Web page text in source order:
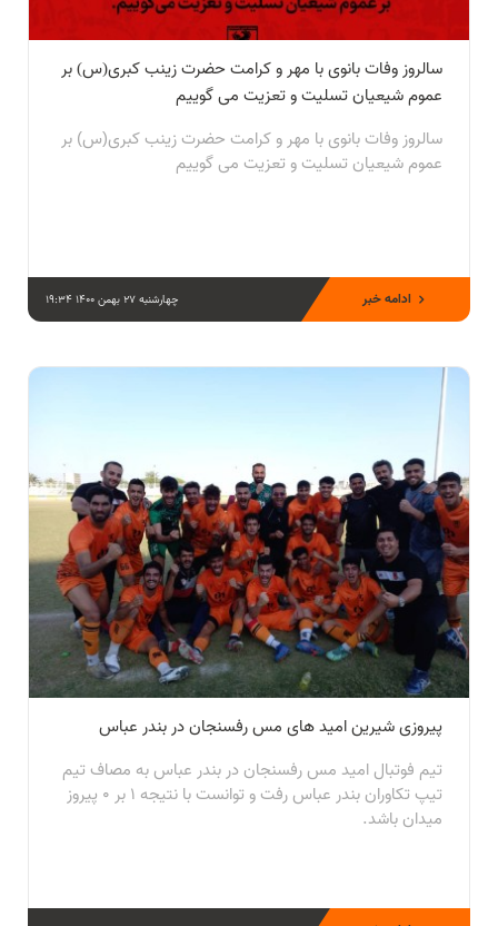
سالروز وفات بانوی با مهر و کرامت حضرت زینب کبری(س) بر
عموم شیعیان تسلیت و تعزیت می گوییم
سالروز وفات بانوی با مهر و کرامت حضرت زینب کبری(س) بر
عموم شیعیان تسلیت و تعزیت می گوییم
چهارشنبه 27 بهمن 1400 19:34 ادامه خبر
پیروزی شیرین امید های مس رفسنجان در بندر عباس
تیم فوتبال امید مس رفسنجان در بندر عباس به مصاف تیم
تیپ تکاوران بندر عباس رفت و توانست با نتیجه 1 بر 0 پیروز
میدان باشد.